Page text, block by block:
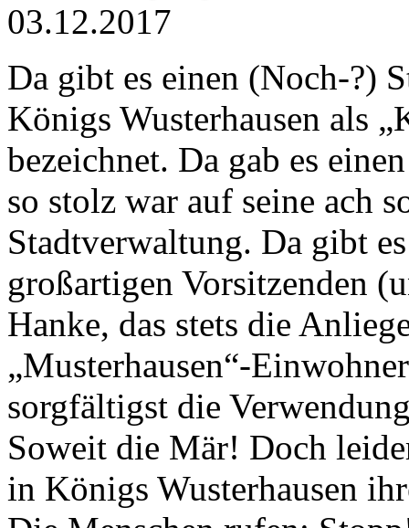
03.12.2017
Da gibt es einen (Noch-?)
Königs Wusterhausen als
bezeichnet. Da gab es
so stolz war auf seine ach
Stadtverwaltung. Da gibt
großartigen Vorsitzenden
Hanke, das stets die
„Musterhausen“-
sorgfältigst die
Soweit die Mär! Doch
in Königs Wusterhausen